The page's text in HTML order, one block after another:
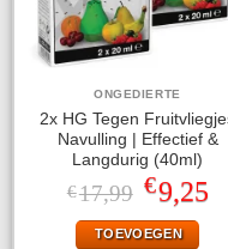
ONGEDIERTE
2x HG Tegen
Navulling | Effectief &
Langdurig (40ml)
€17,99
prijs
was:
€17,99.
€9,25prijs
TOEVOEGEN